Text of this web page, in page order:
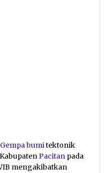
Gempa bumitektonik
Pacitan pada
mengakibatkan